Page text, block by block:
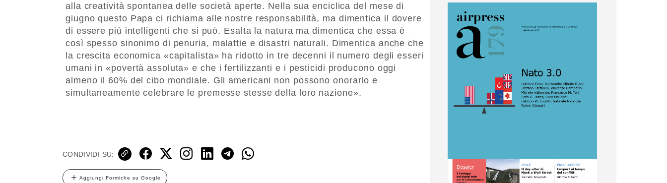
alla creatività spontanea delle società aperte. Nella sua enciclica del mese di
giugno questo Papa ci richiama alle nostre responsabilità, ma dimentica il dovere
di essere più intelligenti che si può. Esalta la natura ma dimentica che essa è
così spesso sinonimo di penuria, malattie e disastri naturali. Dimentica anche che
la crescita economica «capitalista» ha ridotto in tre decenni il numero degli esseri
umani in «povertà assoluta» e che i fertilizzanti e i pesticidi producono oggi
almeno il 60% del cibo mondiale. Gli americani non possono onorarlo e
simultaneamente celebrare le premesse stesse della loro nazione».
CONDIVIDI SU:
Aggiungi Formiche su Google